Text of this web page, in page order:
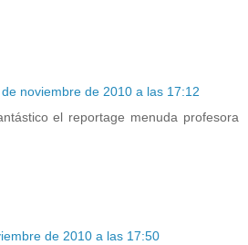
noviembre de 2010 a las 17:12
el reportage menuda profesora
de 2010 a las 17:50